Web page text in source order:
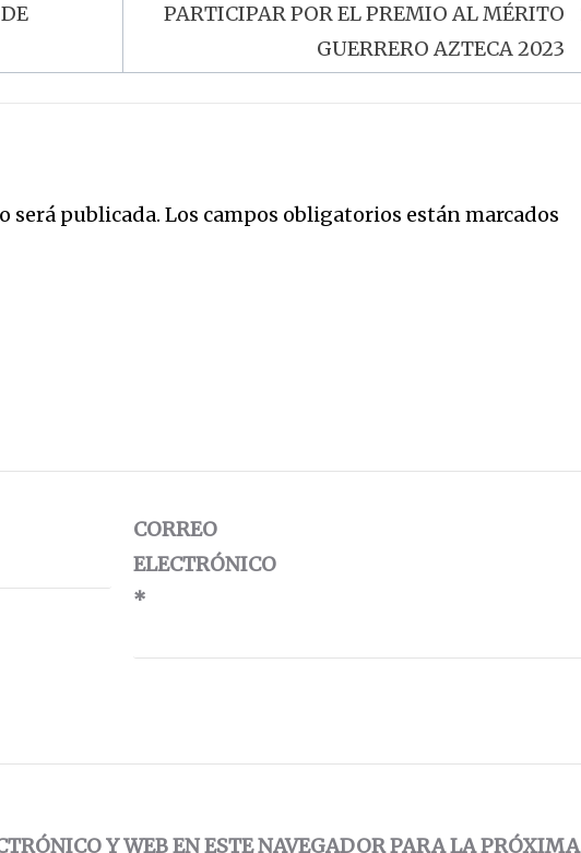
PARTICIPAR POR EL PREMIO AL MÉRITO
GUERRERO AZTECA 2023
será publicada. Los campos obligatorios están marcados
CORREO
ELECTRÓNICO
*
Y WEB EN ESTE NAVEGADOR PARA LA PRÓXIMA